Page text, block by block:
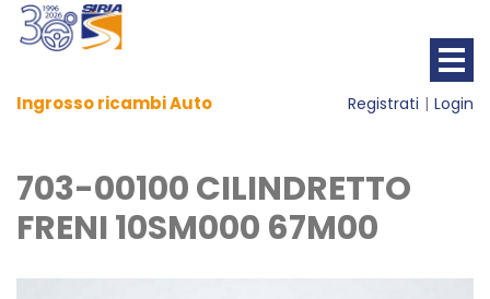
Ingrosso ricambi Auto Registrati Login
703-00100 CILINDRETTO
FRENI 10SM000 67M00